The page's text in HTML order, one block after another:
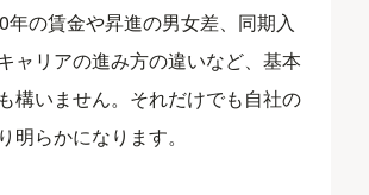
年の賃金や昇進の男女差、同期入
ャリアの進み方の違いなど、基本
構いません。それだけでも自社の
明らかになります。